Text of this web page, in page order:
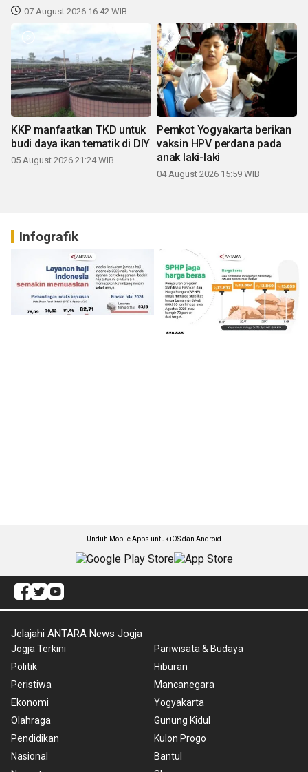
07 August 2026 16:42 WIB
KKP manfaatkan TKD untuk
budi daya ikan tematik di DIY
05 August 2026 21:24 WIB
Pemkot Yogyakarta berikan
vaksin HPV perdana pada
anak laki-laki
04 August 2026 15:59 WIB
Infografik
Unduh Mobile Apps untuk iOS dan Android
Jelajahi ANTARA News Jogja
Jogja Terkini
Politik
Peristiwa
Ekonomi
Olahraga
Pendidikan
Nasional
Pariwisata & Budaya
Hiburan
Mancanegara
Yogyakarta
Gunung Kidul
Kulon Progo
Bantul